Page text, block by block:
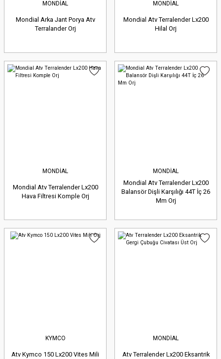
MONDİAL
Mondial Arka Jant Porya Atv
Terralander Orj
MONDİAL
Mondial Atv Terralender Lx200
Hilal Orj
MONDİAL
Mondial Atv Terralender Lx200
Hava Filtresi Komple Orj
MONDİAL
Mondial Atv Terralender Lx200
Balansör Dişli Karşılığı 44T İç 26
Mm Orj
KYMCO
Atv Kymco 150 Lx200 Vites Mili
MONDİAL
Atv Terralender Lx200 Eksantrik